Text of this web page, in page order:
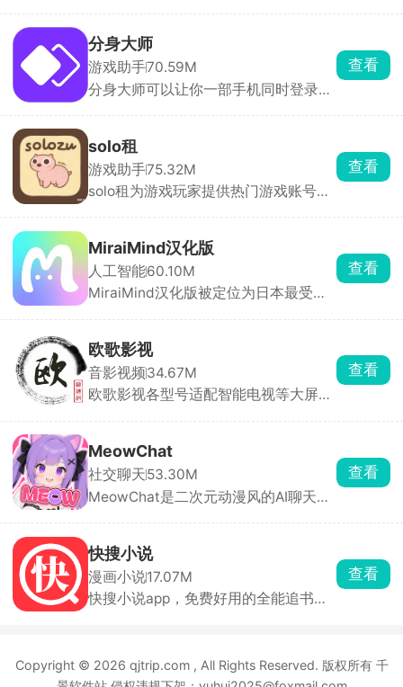
周边产品，全平台有保障，商品类别分
类详细，能够购买到心仪的物品，多件
商品一起购买还有优惠哟，更有独特的
签名礼物免费送，一键下单，48小时内
分身大师
游戏助手70.59M
分身大师可以让你一部手机同时登录多
时在线。分身运行稳定，消息接收及
时，官方强调比市面上其他双开软件更
安全。
查看
solo租
游戏助手75.32M
solo租为游戏玩家提供热门游戏账号的
高端账号的需求。支持按小时、按天等
多种租赁模式，用户可根据需求选择短
时租赁或长期租赁，降低体验成本。每
笔订单都有平台担保，租前账号状态透
查看
MiraiMind汉化版
人工智能60.10M
MiraiMind汉化版被定位为日本最受欢
多种不同性格的AI角色可供自由选择，
无论高冷、热情还是温柔，每一位都拥
有独立的背景故事与独特人格。玩家还
可亲手创造专属虚拟角色，自由设定外
查看
欧歌影视
音影视频34.67M
欧歌影视各型号适配智能电视等大屏设
迅速。支持高清播放与精准搜索，智能
推荐功能可依据观看历史推送个性化内
容。全程无广告干扰，永久免费使用，
让你轻松享受大屏追剧的快乐。
查看
MeowChat
社交聊天53.30M
MeowChat是二次元动漫风的AI聊天
整，聊天像进了动漫剧情，AI回复贴合
人设。适合喜欢二次元、猫娘、剧情代
入感强的 AI 陪伴党。
查看
快搜小说
漫画小说17.07M
快搜小说app，免费好用的全能追书阅
选择，兼顾阅读舒适与用眼健康，操作
查看
Copyright © 2026 qjtrip.com , All Rights Reserved. 版权所有 千